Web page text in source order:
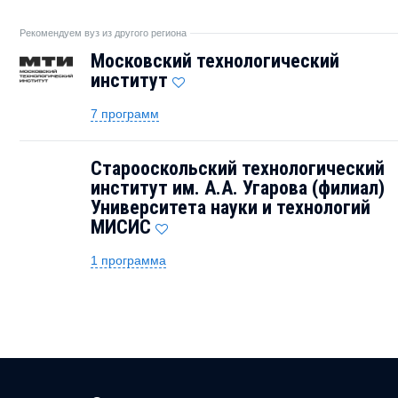
Рекомендуем вуз из другого региона
Московский технологический
институт
7 программ
Старооскольский технологический
институт им. А.А. Угарова (филиал)
Университета науки и технологий
МИСИС
1 программа